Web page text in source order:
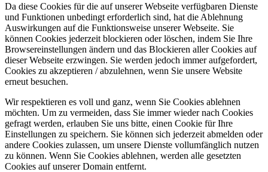
Da diese Cookies für die auf unserer Webseite verfügbaren Dienste
und Funktionen unbedingt erforderlich sind, hat die Ablehnung
Auswirkungen auf die Funktionsweise unserer Webseite. Sie
können Cookies jederzeit blockieren oder löschen, indem Sie Ihre
Browsereinstellungen ändern und das Blockieren aller Cookies auf
dieser Webseite erzwingen. Sie werden jedoch immer aufgefordert,
Cookies zu akzeptieren / abzulehnen, wenn Sie unsere Website
erneut besuchen.
Wir respektieren es voll und ganz, wenn Sie Cookies ablehnen
möchten. Um zu vermeiden, dass Sie immer wieder nach Cookies
gefragt werden, erlauben Sie uns bitte, einen Cookie für Ihre
Einstellungen zu speichern. Sie können sich jederzeit abmelden oder
andere Cookies zulassen, um unsere Dienste vollumfänglich nutzen
zu können. Wenn Sie Cookies ablehnen, werden alle gesetzten
Cookies auf unserer Domain entfernt.